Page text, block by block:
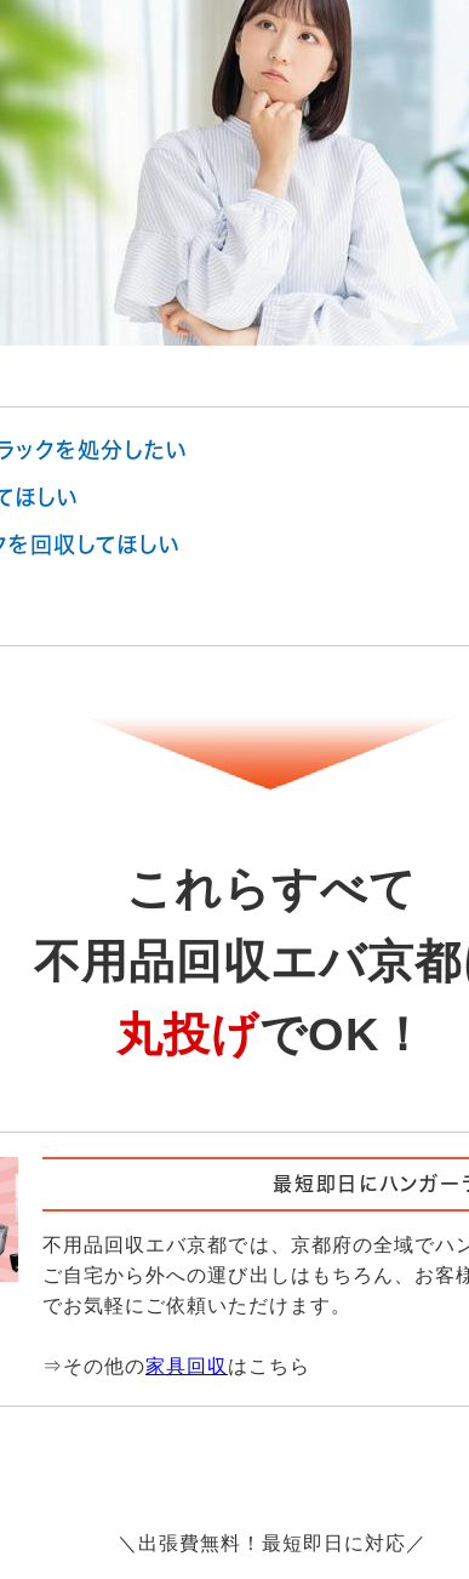
ックを処分したい
ほしい
回収してほしい
これらすべて
不用品回収エバ京都
丸投げでOK！
最短即日にハンガー
不用品回収エバ京都では、京都府の全域でハ
ご自宅から外への運び出しはもちろん、お客
でお気軽にご依頼いただけます。
⇒その他の家具回収 はこちら
＼出張費無料！最短即日に対応／